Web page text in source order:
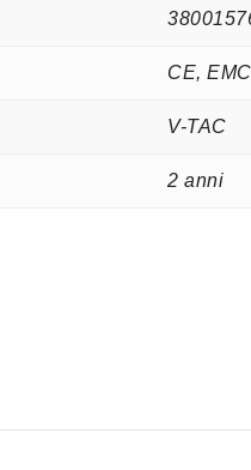
CE,
V-TAC
2 anni